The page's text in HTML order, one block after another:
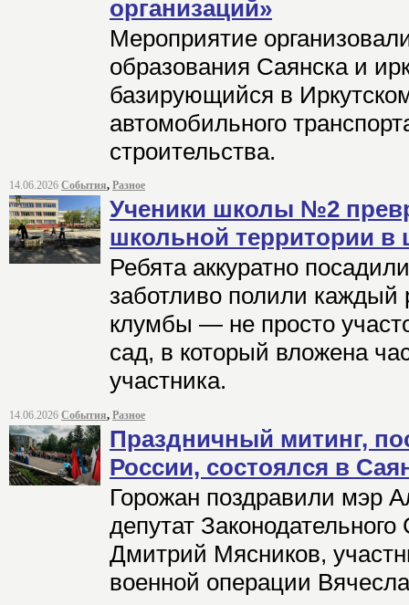
организаций»
Мероприятие
образования Саянска и
базирующийся в
автомобильного
строительства.
14.06.2026 События, Разное
Ученики школы №2
школьной территории в
Ребята аккуратно
заботливо полили каждый
клумбы — не просто
сад, в который вложена
участника.
14.06.2026 События, Разное
Праздничный митинг,
России, состоялся в
Горожан поздравили мэр
депутат
Дмитрий Мясников,
военной операции